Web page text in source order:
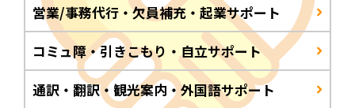
営業/事務代行・欠員補充・起業サポート
コミュ障・引きこもり・自立サポート
通訳・翻訳・観光案内・外国語サポート